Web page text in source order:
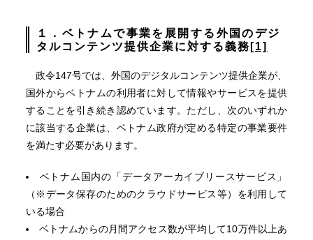
１．ベトナムで事業を展開する外国のデジ
タルコンテンツ提供企業に対する義務 [1]
政令147号では、外国のデジタルコンテンツ提供企業が、
国外からベトナムの利用者に対して情報やサービスを提供
することを引き続き認めています。ただし、次のいずれか
に該当する企業は、ベトナム政府が定める特定の事業要件
を満たす必要があります。
ベトナム国内の「データアーカイブリースサービス」
（※データ保存のためのクラウドサービス等）を利用して
いる場合
ベトナムからの月間アクセス数が平均して10万件以上あ